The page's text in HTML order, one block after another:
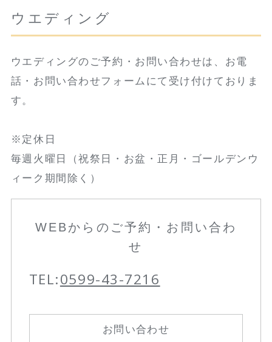
ウエディング
ウエディングのご予約・お問い合わせは、お電
話・お問い合わせフォームにて受け付けておりま
す。
※定休日
毎週火曜日（祝祭日・お盆・正月・ゴールデンウ
ィーク期間除く）
WEBからのご予約・お問い合わ
せ
TEL:0599-43-7216
お問い合わせ